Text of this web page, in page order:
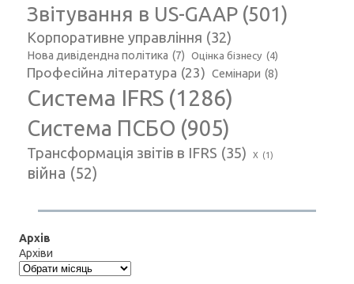
Звітування в US-GAAP (501)
Корпоративне управління (32)
Нова дивідендна політика (7) Оцінка бізнесу (4)
Професійна література (23) Семінари (8)
Система IFRS (1286)
Система ПСБО (905)
Трансформація звітів в IFRS (35) Х (1)
війна (52)
Архів
Архіви